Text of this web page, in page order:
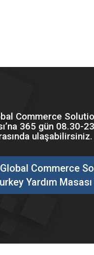
Commerce
365 gün 08.30-
ulaşabilirsiniz.
Commerce
Yardım Masası